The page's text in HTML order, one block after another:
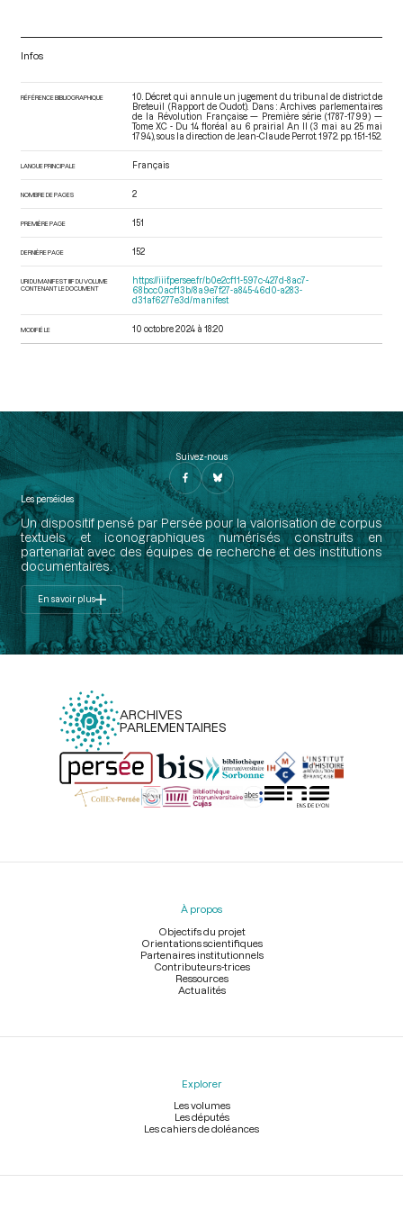
Infos
RÉFÉRENCE BIBLIOGRAPHIQUE
10. Décret qui annule un jugement du tribunal de district de
Breteuil (Rapport de Oudot). Dans : Archives parlementaires
de la Révolution Française — Première série (1787-1799) —
Tome XC - Du 14 floréal au 6 prairial An II (3 mai au 25 mai
1794) , sous la direction de Jean-Claude Perrot. 1972. pp. 151-152.
LANGUE PRINCIPALE Français
NOMBRE DE PAGES 2
PREMIÈRE PAGE 151
DERNIÈRE PAGE 152
URI DU MANIFEST IIIF DU VOLUME
CONTENANT LE DOCUMENT
https://iiif.persee.fr/b0e2cf11-597c-427d-8ac7-
68bcc0acf13b/8a9e7f27-a845-46d0-a283-
d31af6277e3d/manifest
MODIFIÉ LE 10 octobre 2024 à 18:20
Suivez-nous
Les perséides
Un dispositif pensé par Persée pour la valorisation de corpus
textuels et iconographiques numérisés construits en
partenariat avec des équipes de recherche et des institutions
documentaires.
En savoir plus
ARCHIVES
PARLEMENTAIRES
Menu
À propos
Objectifs du projet
Orientations scientifiques
Partenaires institutionnels
Contributeurs-trices
Ressources
Actualités
Explorer
Les volumes
Les députés
Les cahiers de doléances